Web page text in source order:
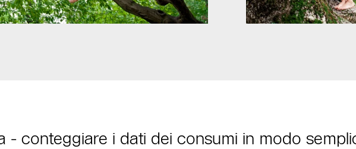
- conteggiare i dati dei consumi in modo